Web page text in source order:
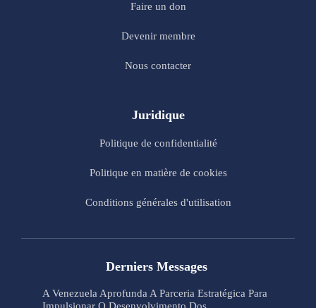
Faire un don
Devenir membre
Nous contacter
Juridique
Politique de confidentialité
Politique en matière de cookies
Conditions générales d'utilisation
Derniers Messages
A Venezuela Aprofunda A Parceria Estratégica Para